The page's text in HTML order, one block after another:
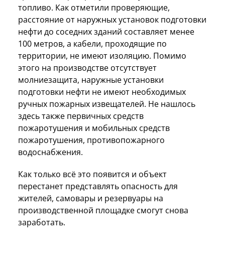
топливо. Как отметили проверяющие,
расстояние от наружных установок подготовки
нефти до соседних зданий составляет менее
100 метров, а кабели, проходящие по
территории, не имеют изоляцию. Помимо
этого на производстве отсутствует
молниезащита, наружные установки
подготовки нефти не имеют необходимых
ручных пожарных извещателей. Не нашлось
здесь также первичных средств
пожаротушения и мобильных средств
пожаротушения, противопожарного
водоснабжения.
Как только всё это появится и объект
перестанет представлять опасность для
жителей, самовары и резервуары на
производственной площадке смогут снова
заработать.